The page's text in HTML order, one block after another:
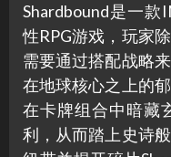
Shardbound是一
性RPG游戏，玩家
需要通过搭配战略
在地球核心之上的
在卡牌组合中暗藏
利，从而踏上史诗